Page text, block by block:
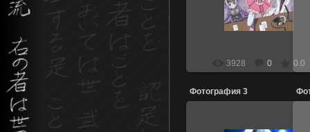
dio_wind
3928 0 0.0
Фотография 3